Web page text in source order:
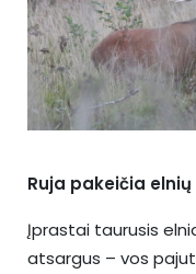
Ruja pakeičia
Įprastai taurusis
atsargus – vos